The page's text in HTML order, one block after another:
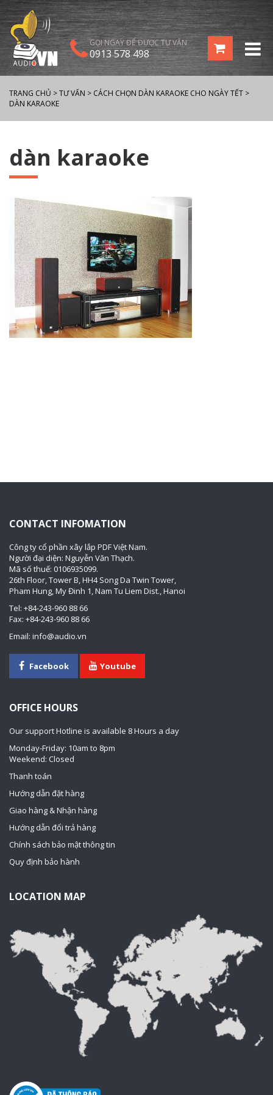
GỌI NGAY ĐỂ ĐƯỢC TƯ VẤN
0913 578 498
TRANG CHỦ >TƯ VẤN > CÁCH CHỌN DÀN KARAOKE CHO NGÀY TẾT >
DÀN KARAOKE
dàn karaoke
CONTACT INFOMATION
Công ty cổ phần xây lắp PDF Việt Nam.
Người đại diện: Nguyễn Văn Thạch.
Mã số thuế: 0106935099.
26th Floor, Tower B, HH4 Song Da Twin Tower,
Pham Hung, My Đinh 1, Nam Tu Liem Dist., Hanoi
Tel: +84-243-960 88 66
Fax: +84-243-960 88 66
Email: info@audio.vn
Facebook Youtube
OFFICE HOURS
Our support Hotline is available 8 Hours a day
Monday-Friday: 10am to 8pm
Weekend: Closed
Thanh toán
Hướng dẫn đặt hàng
Giao hàng & Nhận hàng
Hướng dẫn đổi trả hàng
Chính sách bảo mật thông tin
Quy định bảo hành
LOCATION MAP